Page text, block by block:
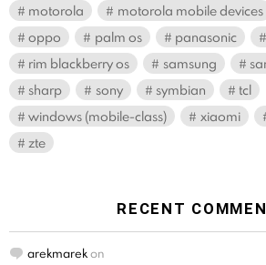
motorola
motorola mobile devices
oppo
palm os panasonic
rim blackberry os
samsung
sharp
sony symbian
tcl
windows (mobile-class)
xiaomi
zte
RECENT
arekmarekon